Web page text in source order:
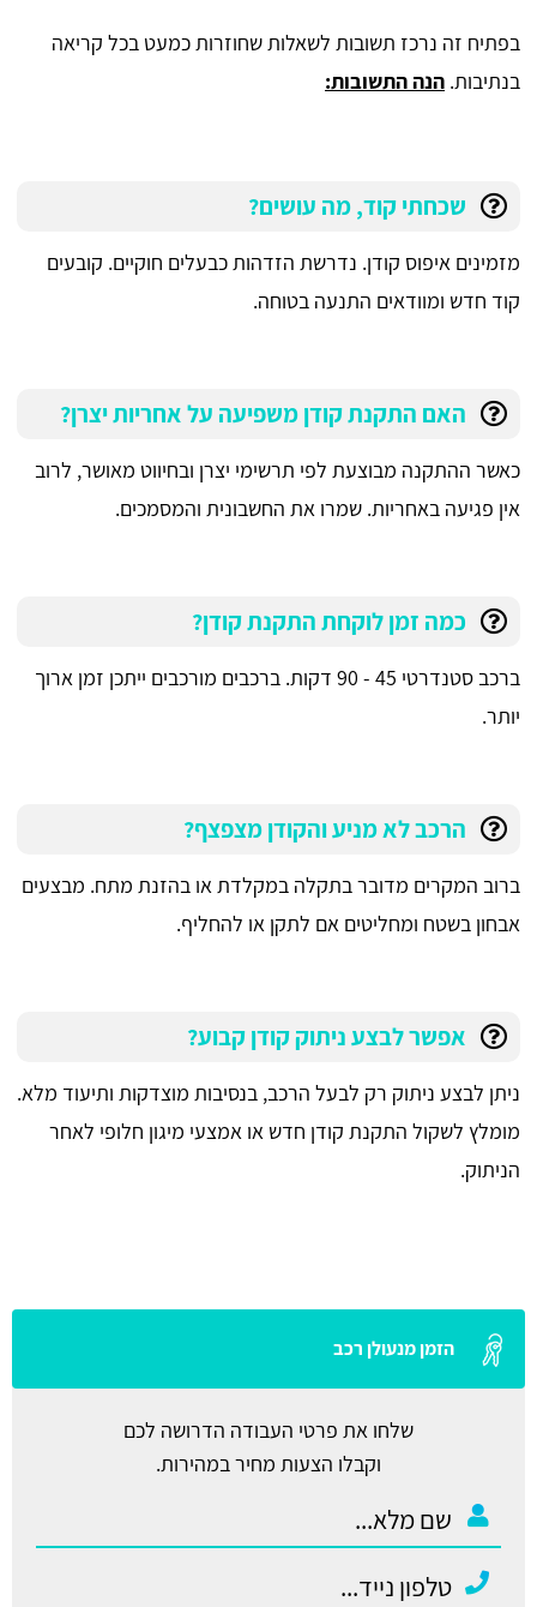
בפתיח זה נרכז תשובות לשאלות שחוזרות כמעט בכל קריאה
בנתיבות. הנה התשובות:
שכחתי קוד, מה עושים?
מזמינים איפוס קודן. נדרשת הזדהות כבעלים חוקיים. קובעים
קוד חדש ומוודאים התנעה בטוחה.
האם התקנת קודן משפיעה על אחריות יצרן?
כאשר ההתקנה מבוצעת לפי תרשימי יצרן ובחיווט מאושר, לרוב
אין פגיעה באחריות. שמרו את החשבונית והמסמכים.
כמה זמן לוקחת התקנת קודן?
ברכב סטנדרטי 45 - 90 דקות. ברכבים מורכבים ייתכן זמן ארוך
יותר.
הרכב לא מניע והקודן מצפצף?
ברוב המקרים מדובר בתקלה במקלדת או בהזנת מתח. מבצעים
אבחון בשטח ומחליטים אם לתקן או להחליף.
אפשר לבצע ניתוק קודן קבוע?
ניתן לבצע ניתוק רק לבעל הרכב, בנסיבות מוצדקות ותיעוד מלא.
מומלץ לשקול התקנת קודן חדש או אמצעי מיגון חלופי לאחר
הניתוק.
הזמן מנעולן רכב
שלחו את פרטי העבודה הדרושה לכם
וקבלו הצעות מחיר במהירות.